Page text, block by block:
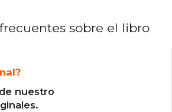
sobre el libro
nuestro